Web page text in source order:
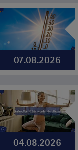
07.08.2026
04.08.2026